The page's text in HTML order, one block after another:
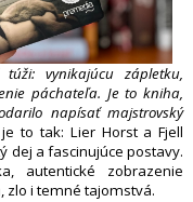
vynikajúcu zápletku,
páchateľa. Je to kniha,
napísať majstrovský
to tak: Lier Horst a Fjell
dej a fascinujúce postavy.
autentické zobrazenie
zlo i temné tajomstvá.